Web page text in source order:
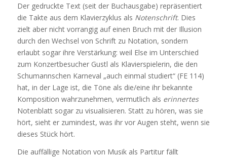
Der gedruckte Text (seit der Buchausgabe) repräsentiert
die Takte aus dem Klavierzyklus als Notenschrift. Dies
zielt aber nicht vorrangig auf einen Bruch mit der Illusion
durch den Wechsel von Schrift zu Notation, sondern
erlaubt sogar ihre Verstärkung: weil Else im Unterschied
zum Konzertbesucher Gustl als Klavierspielerin, die den
Schumannschen Karneval „auch einmal studiert“ (FE 114)
hat, in der Lage ist, die Töne als die/eine ihr bekannte
Komposition wahrzunehmen, vermutlich als erinnertes
Notenblatt sogar zu visualisieren. Statt zu hören, was sie
hört, sieht er zumindest, was ihr vor Augen steht, wenn sie
dieses Stück hört.
Die auffällige Notation von Musik als Partitur fällt